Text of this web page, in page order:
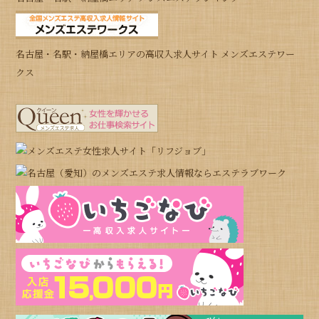
名古屋・名駅・納屋橋エリアの高収入求人サイト メンズエステワー
クス